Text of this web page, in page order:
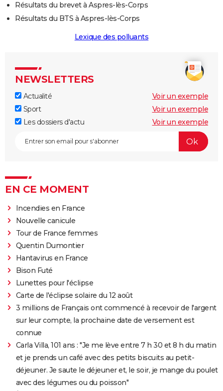
Résultats du brevet à Aspres-lès-Corps
Résultats du BTS à Aspres-lès-Corps
Lexique des polluants
NEWSLETTERS
Actualité
Voir un exemple
Sport
Voir un exemple
Les dossiers d'actu
Voir un exemple
EN CE MOMENT
Incendies en France
Nouvelle canicule
Tour de France femmes
Quentin Dumontier
Hantavirus en France
Bison Futé
Lunettes pour l'éclipse
Carte de l'éclipse solaire du 12 août
3 millions de Français ont commencé à recevoir de l'argent
sur leur compte, la prochaine date de versement est
connue
Carla Villa, 101 ans : "Je me lève entre 7 h 30 et 8 h du matin
et je prends un café avec des petits biscuits au petit-
déjeuner. Je saute le déjeuner et, le soir, je mange du poulet
avec des légumes ou du poisson"